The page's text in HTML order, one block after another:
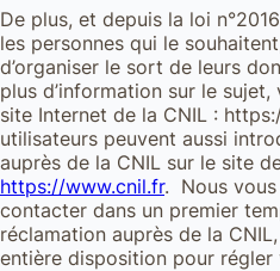
De plus, et depuis la loi
les personnes qui le
d’organiser le sort de leurs
plus d’information sur le
site Internet de la CNIL :
utilisateurs peuvent aussi
auprès de la CNIL sur le site
https://www.cnil.fr. Nous vous
contacter dans un premier
réclamation auprès de la
entière disposition pour